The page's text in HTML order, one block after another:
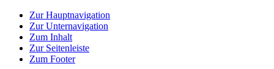
Zur Hauptnavigation
Zur Unternavigation
Zum Inhalt
Zur Seitenleiste
Zum Footer